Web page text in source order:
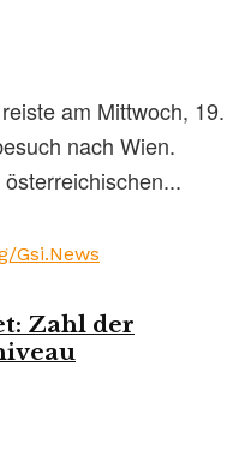
am Mittwoch, 19.
nach Wien.
Zahl der